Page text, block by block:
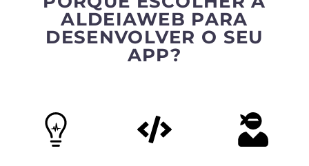
ALDEIAWEB PARA
DESENVOLVER O SEU
APP?